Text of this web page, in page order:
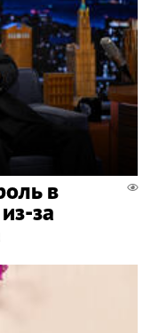
в
за